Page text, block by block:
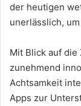
der heutigen
unerlässlich,
Mit Blick auf
zunehmend
Achtsamkeit
Apps zur